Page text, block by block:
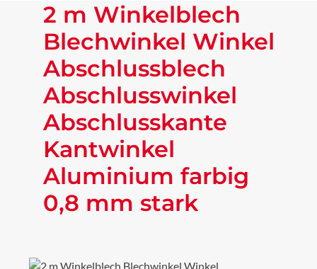
2 m Winkelblech
Blechwinkel Winkel
Abschlussblech
Abschlusswinkel
Abschlusskante
Kantwinkel
Aluminium farbig
0,8 mm stark
Bildergalerie überspringen